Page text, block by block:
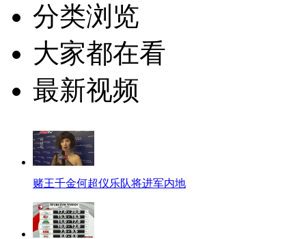
分类浏览
大家都在看
最新视频
赌王千金何超仪乐队将进军内地